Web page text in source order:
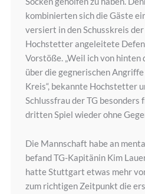
kombinierten sich die Gäste
versiert in den Schusskreis der
Hochstetter angeleitete
Vorstöße. „Weil ich von hinten
über die gegnerischen
Kreis“, bekannte Hochstetter
Schlussfrau der TG besonders
dritten Spiel wieder ohne
Die Mannschaft habe an
befand TG-Kapitänin Kim
hatte Stuttgart etwas mehr
zum richtigen Zeitpunkt die